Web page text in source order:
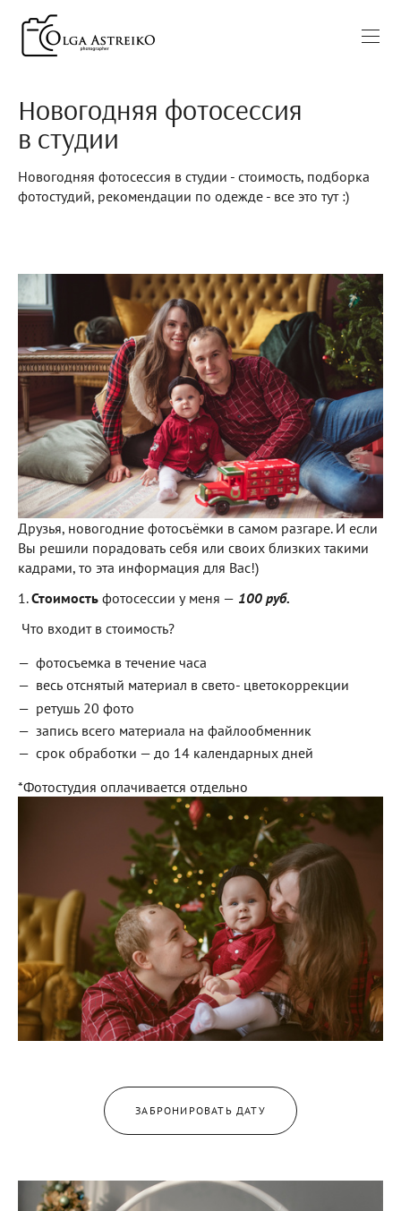
Новогодняя фотосессия
в студии
Новогодняя фотосессия в студии - стоимость, подборка
фотостудий, рекомендации по одежде - все это тут :)
Друзья, новогодние фотосъёмки в самом разгаре. И если
Вы решили порадовать себя или своих близких такими
кадрами, то эта информация для Вас!)
1.Стоимость фотосессии у меня — 100 руб.
Что входит в стоимость?
фотосъемка в течение часа
весь отснятый материал в свето- цветокоррекции
ретушь 20 фото
запись всего материала на файлообменник
срок обработки — до 14 календарных дней
*Фотостудия оплачивается отдельно
ЗАБРОНИРОВАТЬ ДАТУ